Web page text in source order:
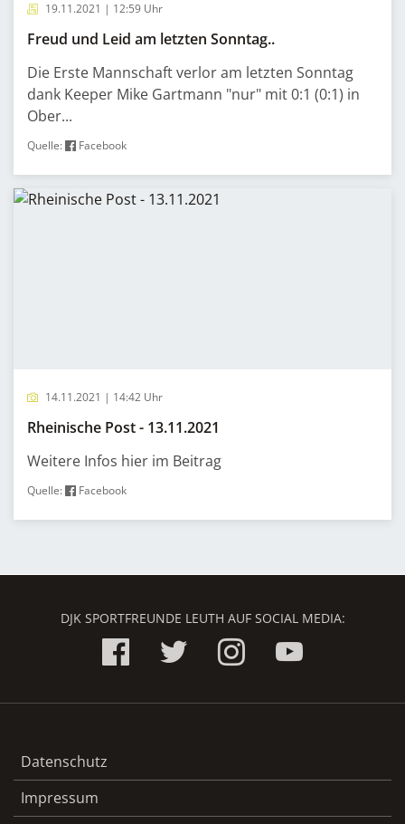
19.11.2021 | 12:59 Uhr
Freud und Leid am letzten Sonntag..
Die Erste Mannschaft verlor am letzten Sonntag
dank Keeper Mike Gartmann "nur" mit 0:1 (0:1) in
Ober...
Quelle: Facebook
14.11.2021 | 14:42 Uhr
Rheinische Post - 13.11.2021
Weitere Infos hier im Beitrag
Quelle: Facebook
DJK SPORTFREUNDE LEUTH AUF SOCIAL MEDIA:
Datenschutz
Impressum